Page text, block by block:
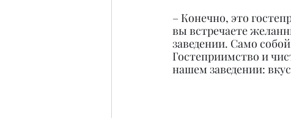
– Конечно, это
вы встречаете
заведении. Само
Гостеприимство и
нашем заведении: